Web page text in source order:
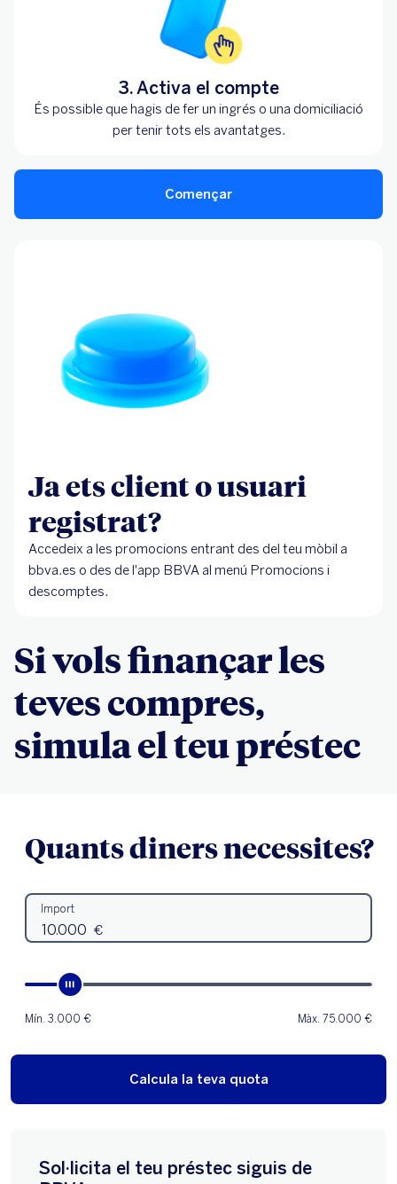
3. Activa el compte
És possible que hagis de fer un ingrés o una domiciliació
per tenir tots els avantatges.
Començar
Ja ets client o usuari
registrat?
Accedeix a les promocions entrant des del teu mòbil a
bbva.es o des de l'app BBVA al menú Promocions i
descomptes.
Si vols finançar les
teves compres,
simula el teu préstec